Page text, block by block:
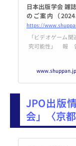
日本出版学会 雑
のご案内（2024
催） | 日本出版学
「ビデオゲーム
究可能性」 報
日 時：2024年3
19時00分～20
m） 参加費
www.shuppan.jp
JPO出版
会」〈京